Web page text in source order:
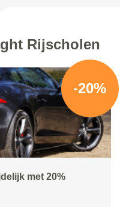
Rijscholen
-20%
met 20%